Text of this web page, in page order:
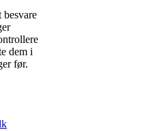
besvare
dem i
før.